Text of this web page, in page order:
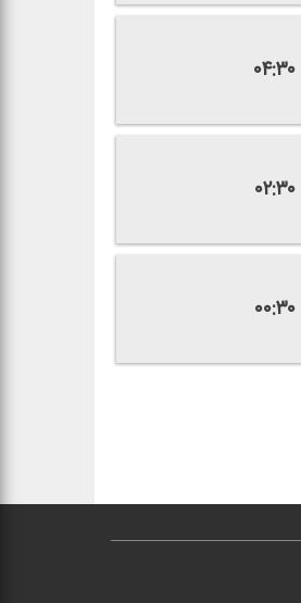
۰۴:۳۰
۰۲:۳۰
۰۰:۳۰